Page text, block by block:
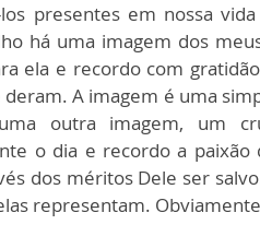
presentes em nossa
há uma imagem dos
ela e recordo com
A imagem é uma
outra imagem, um
o dia e recordo a
dos méritos Dele ser
representam.